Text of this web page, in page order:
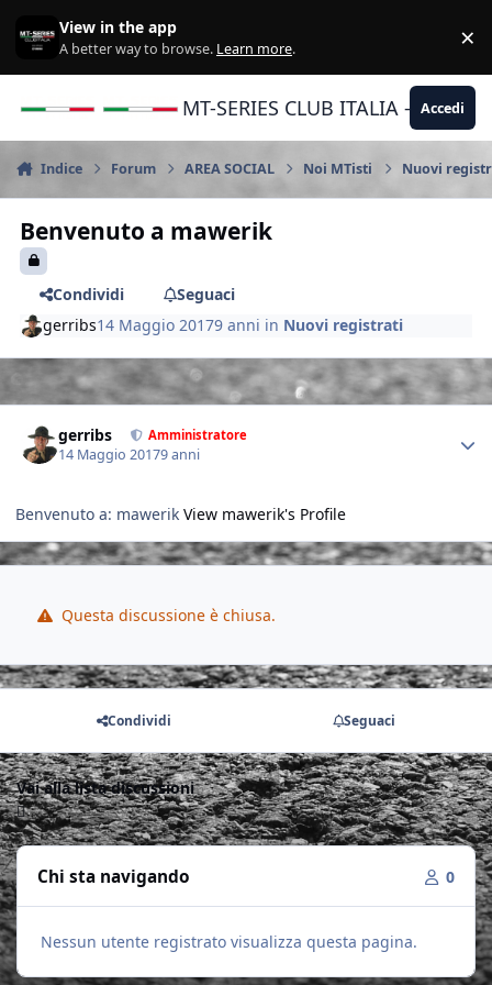
View in the app
A better way to browse. Learn more. ×
MT-SERIES CLUB ITALIA -Accedi
Indice Forum AREA SOCIAL Noi MTisti Nuovi
Benvenuto a mawerik
Condividi
Seguaci
gerribs14 Maggio 20179 anni in Nuovi registrati
gerribs Amministratore
14 Maggio 20179 anni
Benvenuto a: mawerik View mawerik's Profile
Questa discussione è chiusa.
Condividi Seguaci
Vai alla lista discussioni
Chi sta navigando 0
Nessun utente registrato visualizza questa pagina.